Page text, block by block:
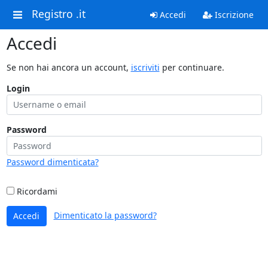
Registro .it Accedi Iscrizione
Accedi
Se non hai ancora un account, iscriviti per continuare.
Login
Password
Password dimenticata?
Ricordami
Accedi Dimenticato la password?